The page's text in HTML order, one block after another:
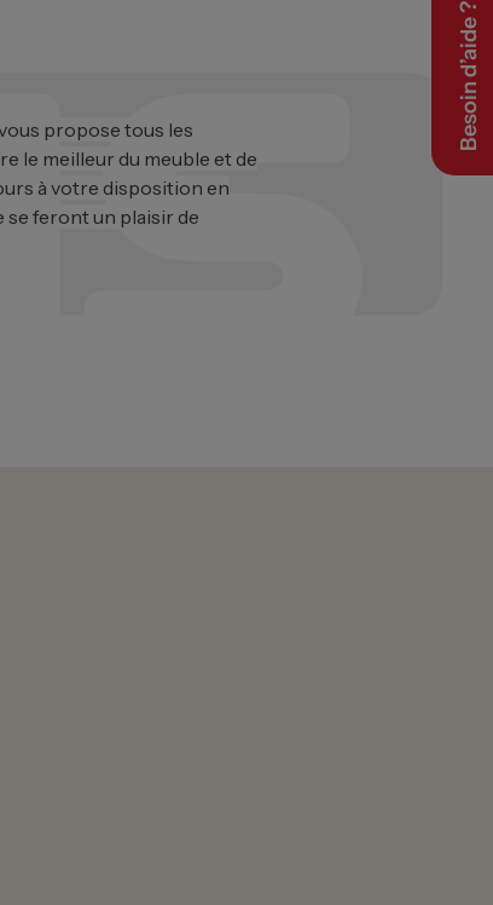
propose tous les
le meilleur du meuble et de
à votre disposition en
se feront un plaisir de
Besoin d’aide ?